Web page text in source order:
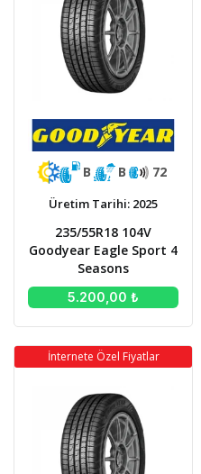
B B 72
Üretim Tarihi: 2025
235/55R18 104V
Goodyear Eagle Sport 4
Seasons
5.200,00 ₺
İnternete Özel Fiyatlar